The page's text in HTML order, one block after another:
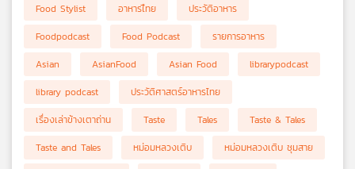
Food Stylist
อาหารไืทย
ประวัติอาหาร
Foodpodcast
Food Podcast
รายการอาหาร
Asian
AsianFood Asian Food
librarypodcast
library podcast
ประวัติศาสตร์อาหารไทย
เรื่องเล่าข้างเตาถ่าน
Taste Tales
Taste & Tales
Taste and Tales
หม่อมหลวงเติบ
หม่อมหลวงเติบ ชุมสาย